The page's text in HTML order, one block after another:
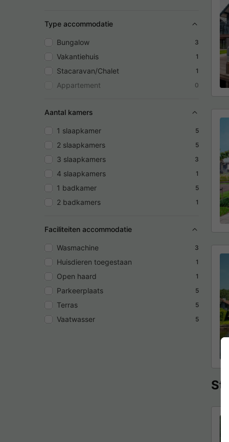
Type accommodatie
Bungalow 3
Vakantiehuis 1
Stacaravan/Chalet 1
Appartement 0
Aantal kamers
1 slaapkamer 5
2 slaapkamers 5
3 slaapkamers 3
4 slaapkamers 1
1 badkamer 5
2 badkamers 1
Faciliteiten accommodatie
Wasmachine 3
Huisdieren toegestaan 1
Open haard 1
Parkeerplaats 5
Terras 5
Vaatwasser 5